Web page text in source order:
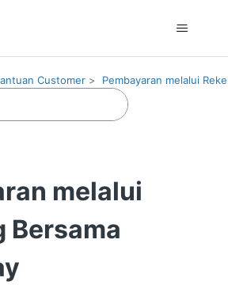
Customer Pembayaran melalui
melalui
Bersama